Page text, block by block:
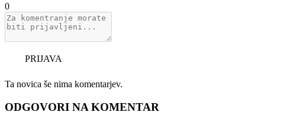
0
PRIJAVA
Ta novica še nima komentarjev.
ODGOVORI NA KOMENTAR